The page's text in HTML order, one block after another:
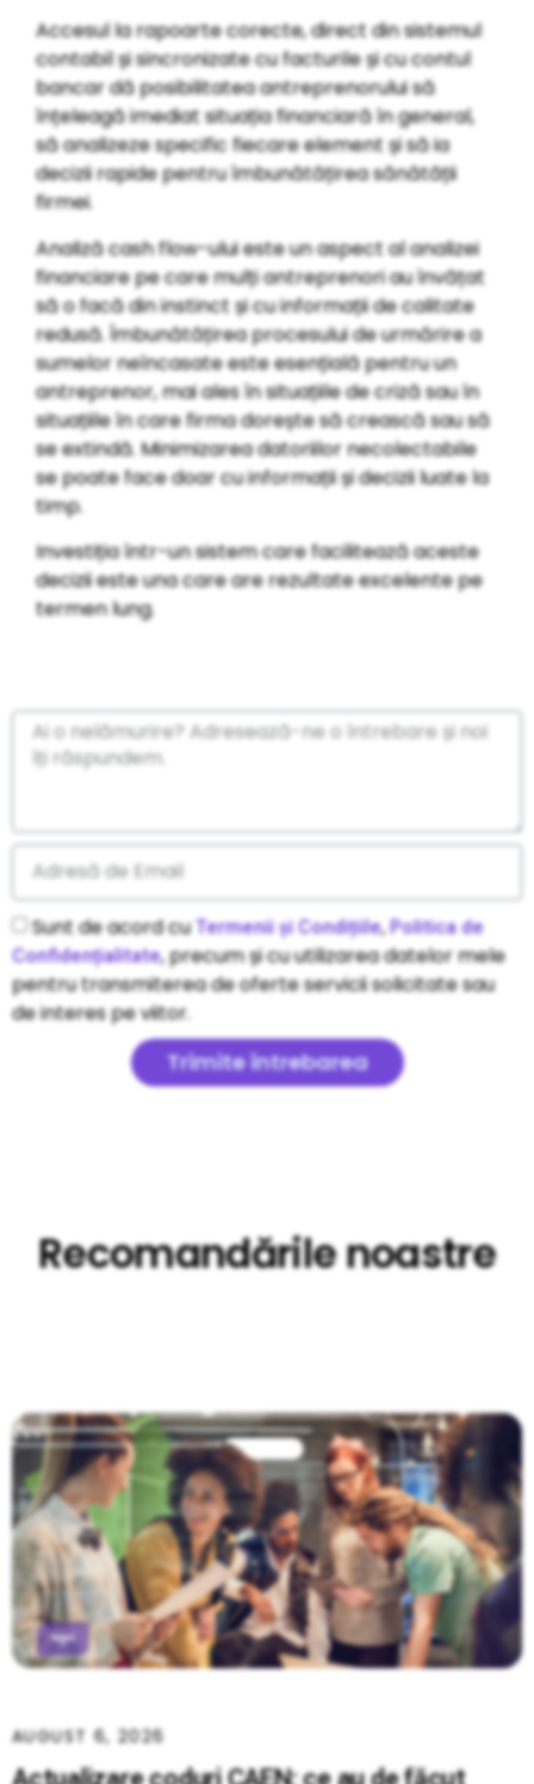
Accesul la rapoarte corecte, direct din sistemul
contabil și sincronizate cu facturile și cu contul
bancar dă posibilitatea antreprenorului să
înțeleagă imediat situația financiară în general,
să analizeze specific fiecare element și să ia
decizii rapide pentru îmbunătățirea sănătății
firmei.
Analiză cash flow-ului este un aspect al analizei
financiare pe care mulți antreprenori au învățat
să o facă din instinct și cu informații de calitate
redusă. Îmbunătățirea procesului de urmărire a
sumelor neîncasate este esențială pentru un
antreprenor, mai ales în situațiile de criză sau în
situațiile în care firma dorește să crească sau să
se extindă. Minimizarea datoriilor necolectabile
se poate face doar cu informații și decizii luate la
timp.
Investiția într-un sistem care facilitează aceste
decizii este una care are rezultate excelente pe
termen lung.
Sunt de acord cuTermenii și Condițiile,Politica de
Confidențialitate, precum și cu utilizarea datelor mele
pentru transmiterea de oferte servicii solicitate sau
de interes pe viitor.
Trimite întrebarea
Recomandările noastre
AUGUST 6, 2026